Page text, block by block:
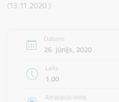
(13.11.2020.)
Datums
26. jūnijs, 2020
Laiks
1.00
Atrašanās vieta